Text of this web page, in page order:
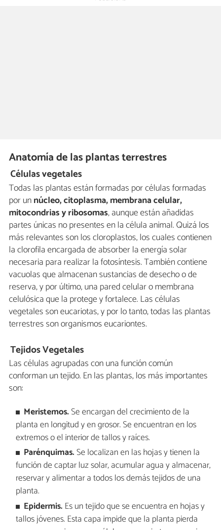
Anatomía de las plantas terrestres
Células vegetales
Todas las plantas están formadas por células formadas
por unnúcleo, citoplasma, membrana celular,
mitocondrias y ribosomas, aunque están añadidas
partes únicas no presentes en la célula animal. Quizá los
más relevantes son los cloroplastos, los cuales contienen
la clorofila encargada de absorber la energía solar
necesaria para realizar la fotosíntesis. También contiene
vacuolas que almacenan sustancias de desecho o de
reserva, y por último, una pared celular o membrana
celulósica que la protege y fortalece. Las células
vegetales son eucariotas, y por lo tanto, todas las plantas
terrestres son organismos eucariontes.
Tejidos Vegetales
Las células agrupadas con una función común
conforman un tejido. En las plantas, los más importantes
son:
Meristemos.Se encargan del crecimiento de la
planta en longitud y en grosor. Se encuentran en los
extremos o el interior de tallos y raíces.
Parénquimas.Se localizan en las hojas y tienen la
función de captar luz solar, acumular agua y almacenar,
reservar y alimentar a todos los demás tejidos de una
planta.
Epidermis. Es un tejido que se encuentra en hojas y
tallos jóvenes. Esta capa impide que la planta pierda